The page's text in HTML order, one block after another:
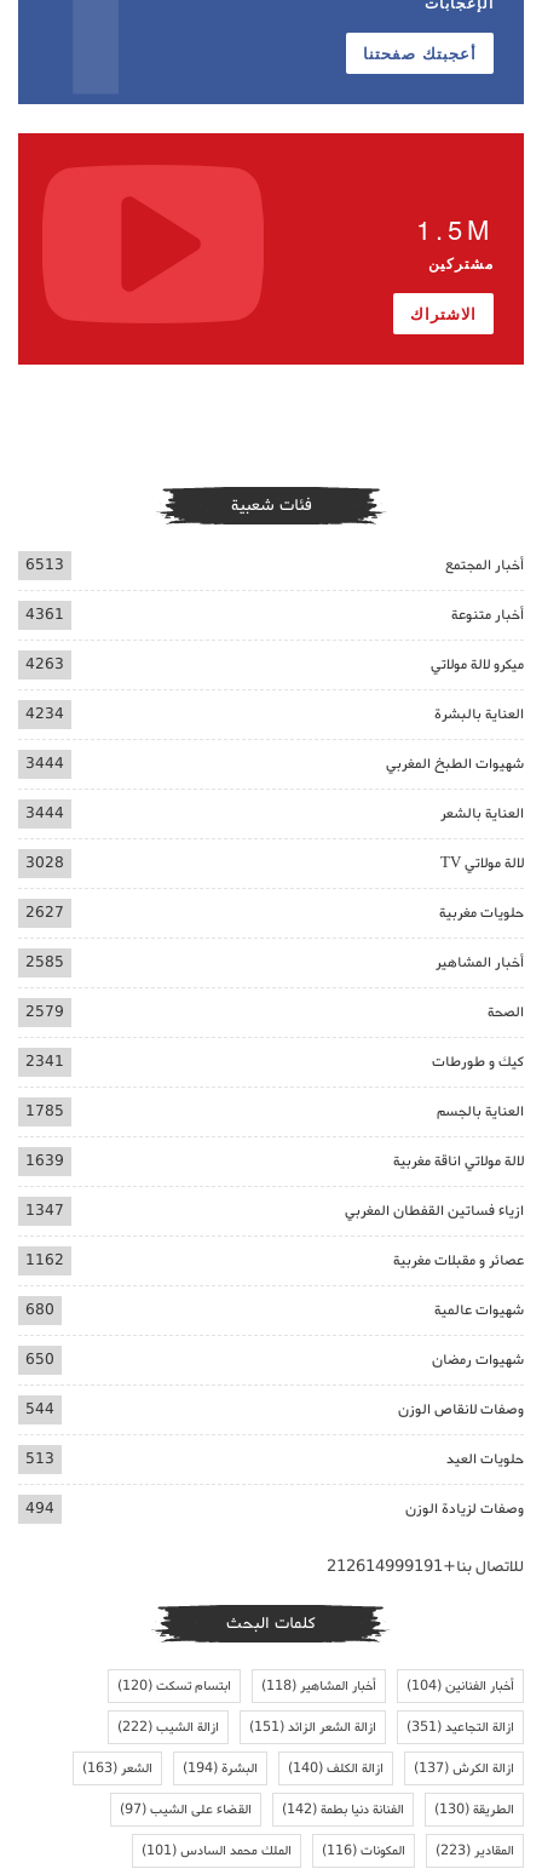
أعجبتك صفحتنا
1.5M
مشتركين
الاشتراك
فئات شعبية
أخبار المجتمع 6513
أخبار متنوعة 4361
ميكرو لالة مولاتي 4263
العناية بالبشرة 4234
شهيوات الطبخ المغربي 3444
العناية بالشعر 3444
لالة مولاتي TV 3028
حلويات مغربية 2627
أخبار المشاهير 2585
الصحة 2579
كيك و طورطات 2341
العناية بالجسم 1785
لالة مولاتي اناقة مغربية 1639
ازياء فساتين القفطان المغربي 1347
عصائر و مقبلات مغربية 1162
شهيوات عالمية 680
شهيوات رمضان 650
وصفات لانقاص الوزن 544
حلويات العيد 513
وصفات لزيادة الوزن 494
للاتصال بنا+212614999191
كلمات البحث
أخبار الفنانين(104) أخبار المشاهير(118) ابتسام تسكت(120)
ازالة التجاعيد(351) ازالة الشعر الزائد(151) ازالة الشيب(222)
ازالة الكرش(137) ازالة الكلف(140) البشرة(194) الشعر(163)
الطريقة(130) الفنانة دنيا بطمة(142) القضاء على الشيب(97)
المقادير(223) المكونات(116) الملك محمد السادس(101)